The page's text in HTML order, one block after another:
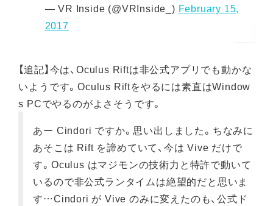
— VR Inside (@VRInside_) February 15,
2017
【追記】今は、Oculus Riftは非公式アプリでも動かな
いようです。Oculus Riftをやるには素直はWindow
s PCでやるのがよさそうです。
あー Cindori ですか。思い出しました。ちなみに
あそこは Rift を諦めていて、今は Vive だけで
す。Oculus はマジモンの技術力と特許で動いて
いるので非公式ランタイムは絶望的だと思いま
す…Cindori が Vive のみに変えたのも、公式ド